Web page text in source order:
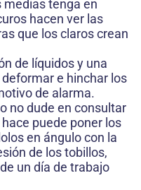
medias tenga en
hacen ver las
que los claros crean
de líquidos y una
e hinchar los
de alarma.
no dude en consultar
puede poner los
en ángulo con la
de los tobillos,
un día de trabajo